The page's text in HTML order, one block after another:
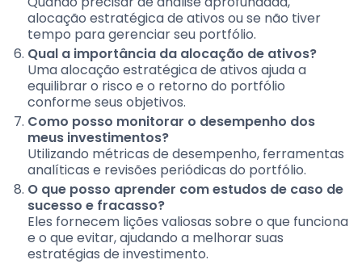
alocação estratégica de ativos ou se não tiver
tempo para gerenciar seu portfólio.
Qual a importância da alocação de ativos?
Uma alocação estratégica de ativos ajuda a
equilibrar o risco e o retorno do portfólio
conforme seus objetivos.
Como posso monitorar o desempenho dos
meus investimentos?
Utilizando métricas de desempenho, ferramentas
analíticas e revisões periódicas do portfólio.
O que posso aprender com estudos de caso de
sucesso e fracasso?
Eles fornecem lições valiosas sobre o que funciona
e o que evitar, ajudando a melhorar suas
estratégias de investimento.